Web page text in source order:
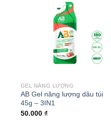
GEL NĂNG LƯỢNG
AB Gel năng lượng dâu túi
45g – 3IN1
50.000 ₫